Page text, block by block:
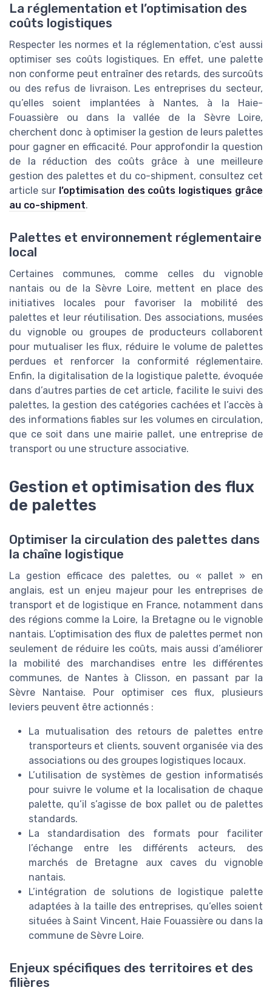
La réglementation et l’optimisation des
coûts logistiques
Respecter les normes et la réglementation, c’est aussi
optimiser ses coûts logistiques. En effet, une palette
non conforme peut entraîner des retards, des surcoûts
ou des refus de livraison. Les entreprises du secteur,
qu’elles soient implantées à Nantes, à la Haie-
Fouassière ou dans la vallée de la Sèvre Loire,
cherchent donc à optimiser la gestion de leurs palettes
pour gagner en efficacité. Pour approfondir la question
de la réduction des coûts grâce à une meilleure
gestion des palettes et du co-shipment, consultez cet
article sur l’optimisation des coûts logistiques grâce
au co-shipment.
Palettes et environnement réglementaire
local
Certaines communes, comme celles du vignoble
nantais ou de la Sèvre Loire, mettent en place des
initiatives locales pour favoriser la mobilité des
palettes et leur réutilisation. Des associations, musées
du vignoble ou groupes de producteurs collaborent
pour mutualiser les flux, réduire le volume de palettes
perdues et renforcer la conformité réglementaire.
Enfin, la digitalisation de la logistique palette, évoquée
dans d’autres parties de cet article, facilite le suivi des
palettes, la gestion des catégories cachées et l’accès à
des informations fiables sur les volumes en circulation,
que ce soit dans une mairie pallet, une entreprise de
transport ou une structure associative.
Gestion et optimisation des flux
de palettes
Optimiser la circulation des palettes dans
la chaîne logistique
La gestion efficace des palettes, ou « pallet » en
anglais, est un enjeu majeur pour les entreprises de
transport et de logistique en France, notamment dans
des régions comme la Loire, la Bretagne ou le vignoble
nantais. L’optimisation des flux de palettes permet non
seulement de réduire les coûts, mais aussi d’améliorer
la mobilité des marchandises entre les différentes
communes, de Nantes à Clisson, en passant par la
Sèvre Nantaise. Pour optimiser ces flux, plusieurs
leviers peuvent être actionnés :
La mutualisation des retours de palettes entre
transporteurs et clients, souvent organisée via des
associations ou des groupes logistiques locaux.
L’utilisation de systèmes de gestion informatisés
pour suivre le volume et la localisation de chaque
palette, qu’il s’agisse de box pallet ou de palettes
standards.
La standardisation des formats pour faciliter
l’échange entre les différents acteurs, des
marchés de Bretagne aux caves du vignoble
nantais.
L’intégration de solutions de logistique palette
adaptées à la taille des entreprises, qu’elles soient
situées à Saint Vincent, Haie Fouassière ou dans la
commune de Sèvre Loire.
Enjeux spécifiques des territoires et des
filières